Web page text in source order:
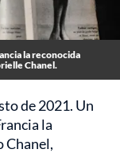
la reconocida
Chanel.
de 2021. Un
la
Chanel,